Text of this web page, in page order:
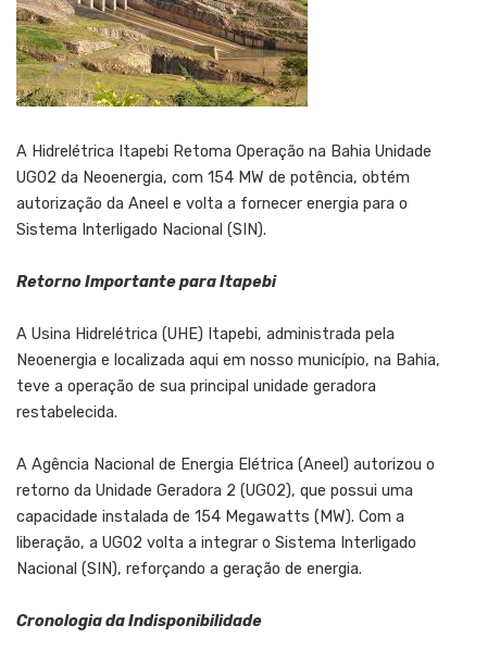
A Hidrelétrica Itapebi Retoma Operação na Bahia Unidade
UG02 da Neoenergia, com 154 MW de potência, obtém
autorização da Aneel e volta a fornecer energia para o
Sistema Interligado Nacional (SIN).
Retorno Importante para Itapebi
A Usina Hidrelétrica (UHE) Itapebi, administrada pela
Neoenergia e localizada aqui em nosso município, na Bahia,
teve a operação de sua principal unidade geradora
restabelecida.
A Agência Nacional de Energia Elétrica (Aneel) autorizou o
retorno da Unidade Geradora 2 (UG02), que possui uma
capacidade instalada de 154 Megawatts (MW). Com a
liberação, a UG02 volta a integrar o Sistema Interligado
Nacional (SIN), reforçando a geração de energia.
Cronologia da Indisponibilidade